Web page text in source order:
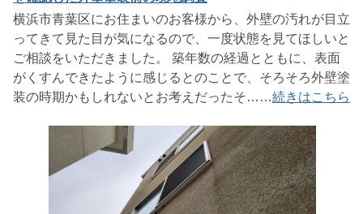
横浜市青葉区にお住まいのお客様から、外壁の汚れが目立
ってきて見た目が気になるので、一度状態を見てほしいと
ご相談をいただきました。 築年数の経過とともに、表面
がくすんできたように感じるとのことで、そろそろ外壁塗
装の時期かもしれないとお考えだったそ……続きはこちら